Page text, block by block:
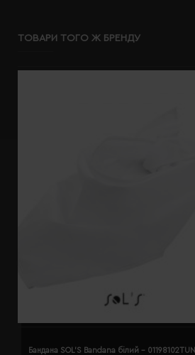
ТОВАРИ ТОГО Ж БРЕНДУ
Бандана SOL'S Bandana білий - 01198102TUN